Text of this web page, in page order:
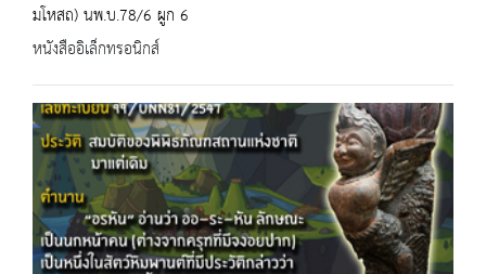
มโหสถ) นพ.บ.78/6 ผูก 6
หนังสืออิเล็กทรอนิกส์